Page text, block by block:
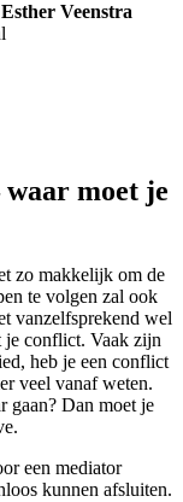
Esther Veenstra
moet je
zo makkelijk om de
te volgen zal ook
vanzelfsprekend wel
je conflict. Vaak zijn
heb je een conflict
veel vanaf weten.
gaan? Dan moet je
een mediator
kunnen afsluiten.